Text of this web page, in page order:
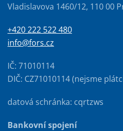
Vladislavova 1460/12, 110 00
+420 222 522 480
info@fors.cz
IČ: 71010114
DIČ: CZ71010114 (nejsme
datová schránka: cqrtzws
Bankovní spojení